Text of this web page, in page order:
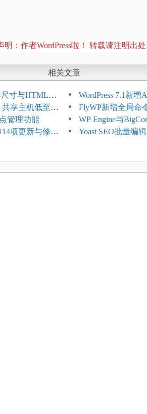
明：作者WordPress啦！ 转载请注明出处
相关文章
寸与HTML添
WordPress 7.1新
持REST API、
共享主机低至
FlyWP新增全局命
方便
管理功能
WP Engine与
Connect：
项更新与修
Yoast SEO批量编